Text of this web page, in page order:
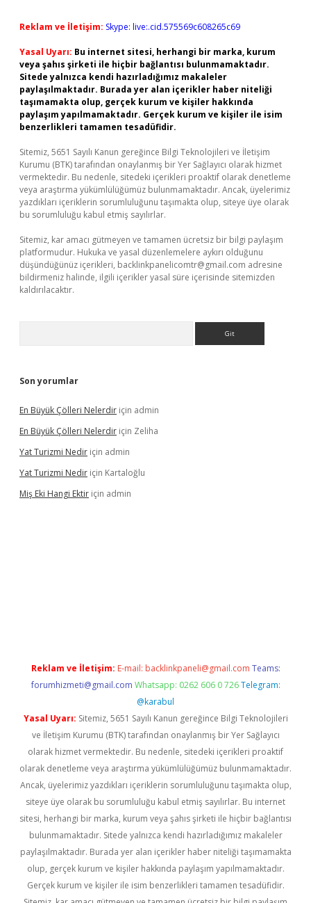
Reklam ve İletişim: Skype: live:.cid.575569c608265c69
Yasal Uyarı: Bu internet sitesi, herhangi bir marka, kurum
veya şahıs şirketi ile hiçbir bağlantısı bulunmamaktadır.
Sitede yalnızca kendi hazırladığımız makaleler
paylaşılmaktadır. Burada yer alan içerikler haber niteliği
taşımamakta olup, gerçek kurum ve kişiler hakkında
paylaşım yapılmamaktadır. Gerçek kurum ve kişiler ile isim
benzerlikleri tamamen tesadüfidir.
Sitemiz, 5651 Sayılı Kanun gereğince Bilgi Teknolojileri ve İletişim
Kurumu (BTK) tarafından onaylanmış bir Yer Sağlayıcı olarak hizmet
vermektedir. Bu nedenle, sitedeki içerikleri proaktif olarak denetleme
veya araştırma yükümlülüğümüz bulunmamaktadır. Ancak, üyelerimiz
yazdıkları içeriklerin sorumluluğunu taşımakta olup, siteye üye olarak
bu sorumluluğu kabul etmiş sayılırlar.
Sitemiz, kar amacı gütmeyen ve tamamen ücretsiz bir bilgi paylaşım
platformudur. Hukuka ve yasal düzenlemelere aykırı olduğunu
düşündüğünüz içerikleri, backlinkpanelicomtr@gmail.com adresine
bildirmeniz halinde, ilgili içerikler yasal süre içerisinde sitemizden
kaldırılacaktır.
Son yorumlar
En Büyük Çölleri Nelerdir için admin
En Büyük Çölleri Nelerdir için Zeliha
Yat Turizmi Nedir için admin
Yat Turizmi Nedir için Kartaloğlu
Miş Eki Hangi Ektir için admin
Reklam ve İletişim: E-mail: backlinkpaneli@gmail.com Teams:
forumhizmeti@gmail.com Whatsapp: 0262 606 0 726 Telegram:
@karabul
Yasal Uyarı: Sitemiz, 5651 Sayılı Kanun gereğince Bilgi Teknolojileri
ve İletişim Kurumu (BTK) tarafından onaylanmış bir Yer Sağlayıcı
olarak hizmet vermektedir. Bu nedenle, sitedeki içerikleri proaktif
olarak denetleme veya araştırma yükümlülüğümüz bulunmamaktadır.
Ancak, üyelerimiz yazdıkları içeriklerin sorumluluğunu taşımakta olup,
siteye üye olarak bu sorumluluğu kabul etmiş sayılırlar. Bu internet
sitesi, herhangi bir marka, kurum veya şahıs şirketi ile hiçbir bağlantısı
bulunmamaktadır. Sitede yalnızca kendi hazırladığımız makaleler
paylaşılmaktadır. Burada yer alan içerikler haber niteliği taşımamakta
olup, gerçek kurum ve kişiler hakkında paylaşım yapılmamaktadır.
Gerçek kurum ve kişiler ile isim benzerlikleri tamamen tesadüfidir.